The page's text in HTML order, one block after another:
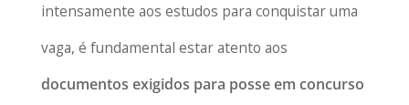
intensamente aos estudos para conquistar uma
vaga, é fundamental estar atento aos
documentos exigidos para posse em concurso